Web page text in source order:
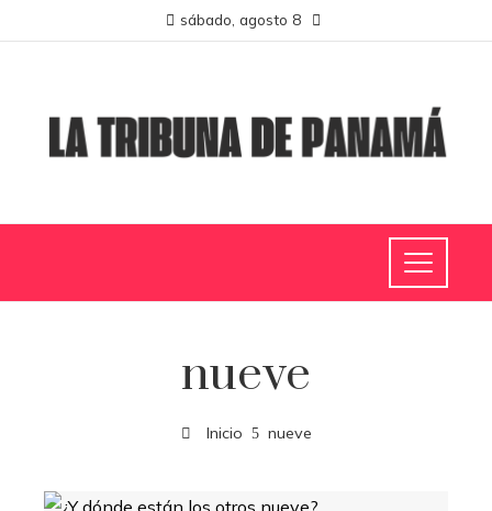
sábado, agosto 8
nueve
Inicio nueve